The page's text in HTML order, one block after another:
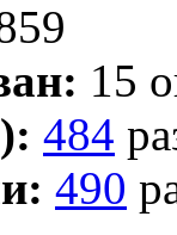
15
484
490